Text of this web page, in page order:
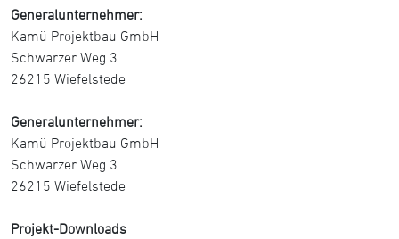
Generalunternehmer:
Kamü Projektbau GmbH
Schwarzer Weg 3
26215 Wiefelstede
Generalunternehmer:
Kamü Projektbau GmbH
Schwarzer Weg 3
26215 Wiefelstede
Projekt-Downloads